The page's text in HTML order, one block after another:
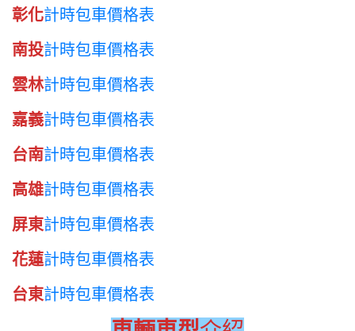
彰化計時包車價格表
南投計時包車價格表
雲林計時包車價格表
嘉義計時包車價格表
台南計時包車價格表
高雄計時包車價格表
屏東計時包車價格表
花蓮計時包車價格表
台東計時包車價格表